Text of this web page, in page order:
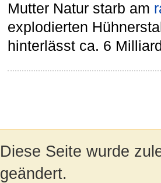
Mutter Natur starb am
explodierten
hinterlässt ca. 6
Diese Seite wurde
geändert.